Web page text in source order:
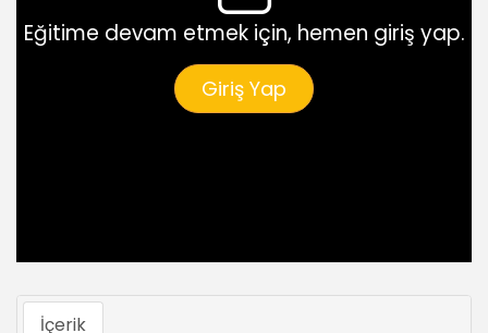
Eğitime devam etmek için, hemen giriş yap.
Giriş Yap
İçerik